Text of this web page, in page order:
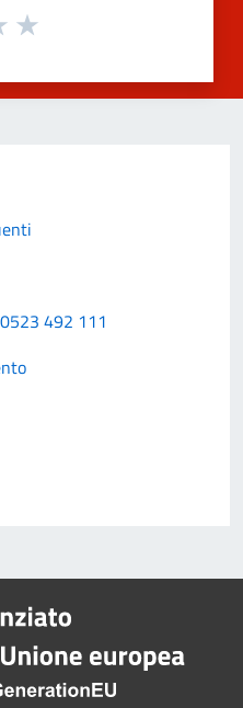
492 111